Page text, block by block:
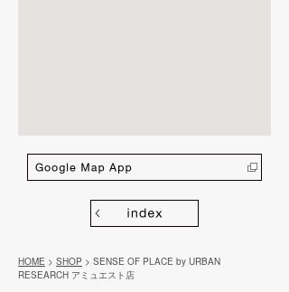
HOME > SHOP > SENSE OF PLACE by URBAN
RESEARCH アミュエスト店